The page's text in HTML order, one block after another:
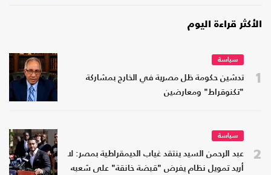
الأكثر قراءة اليوم
1
سياسة
تدشين حكومة ظل مصرية في الخارج بمشاركة
"تكنوقراط" ومعارضين
2
سياسة
عبد الرحمن السيد ينتقد غياب الديمقراطية بمصر: لا
أريد تمويل نظام يفرض "قبضة خانقة" على شعبه